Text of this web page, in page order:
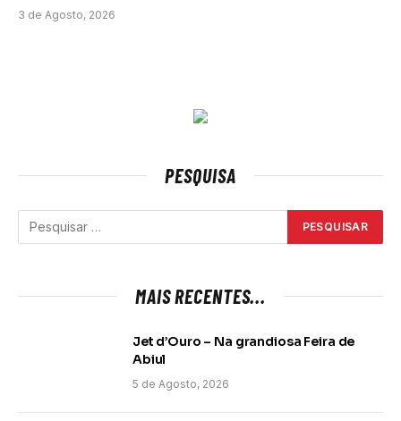
3 de Agosto, 2026
PESQUISA
MAIS RECENTES...
Jet d’Ouro – Na grandiosa Feira de
Abiul
5 de Agosto, 2026